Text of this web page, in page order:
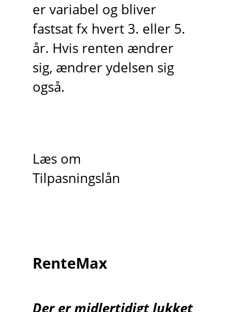
er variabel og bliver
fastsat fx hvert 3. eller 5.
år. Hvis renten ændrer
sig, ændrer ydelsen sig
også.
Læs om
Tilpasningslån
RenteMax
Der er midlertidigt lukket